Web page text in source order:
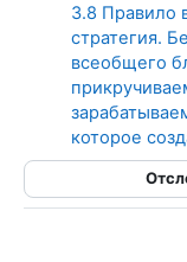
3.8 Правило
стратегия.
всеобщего
которое